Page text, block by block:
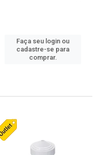
Faça seu login ou
cadastre-se para
comprar.